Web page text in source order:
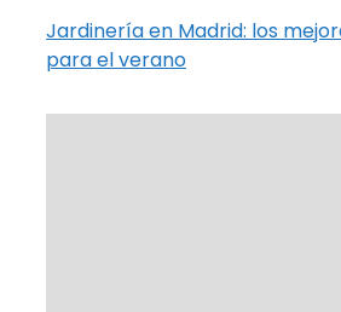
Jardinería en Madrid: los
para el verano